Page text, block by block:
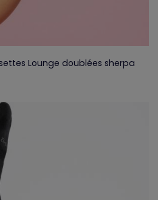
Lounge doublées sherpa